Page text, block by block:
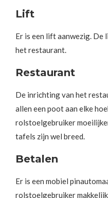
Lift
Er is een lift aanwezig. De
het restaurant.
Restaurant
De inrichting van het
allen een poot aan elke
rolstoelgebruiker
tafels zijn wel breed.
Betalen
Er is een mobiel
rolstoelgebruiker